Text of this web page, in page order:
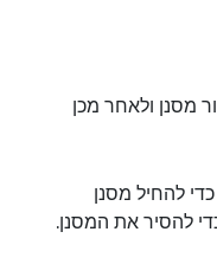
מסנן ולאחר מכן
להחיל מסנן
להסיר את המסנן.